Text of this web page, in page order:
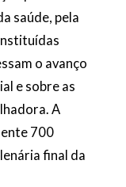
saúde, pela
o avanço
e sobre as
A
700
final da